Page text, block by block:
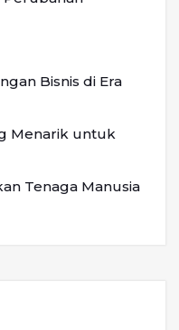
Bisnis di Era
Menarik untuk
Tenaga Manusia